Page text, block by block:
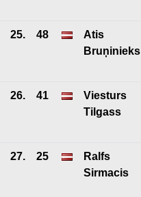
25. 48
Atis
Bruņinieks
26. 41
Viesturs
Tilgass
27. 25
Ralfs
Sirmacis